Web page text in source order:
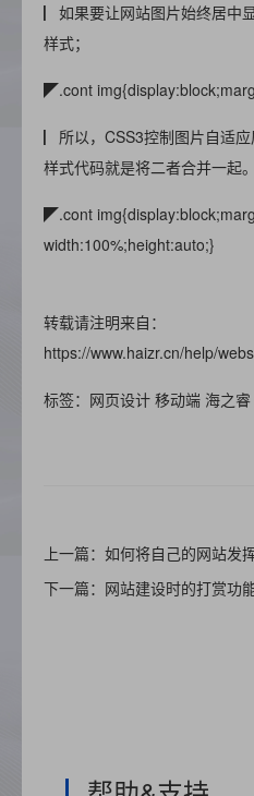
▏如果要让网站图片始终居中
样式；
◤.cont
▏所以，CSS3控制图片自适
样式代码就是将二者合并一起。
◤.cont
width:100%;height:auto;}
转载请注明来自：
https://www.haizr.cn/help/
标签：网页设计 移动端 海之睿
上一篇：如何将自己的网站发
下一篇：网站建设时的打赏功